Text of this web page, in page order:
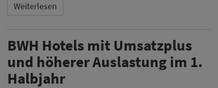
Weiterlesen
BWH Hotels mit Umsatzplus
und höherer Auslastung im 1.
Halbjahr